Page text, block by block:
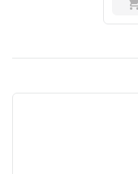
Recenzje